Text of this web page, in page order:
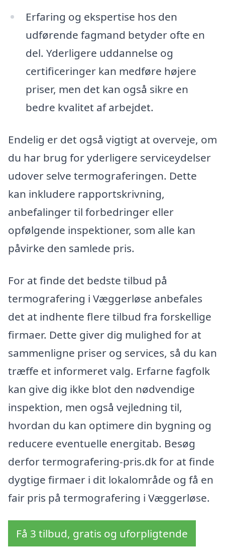
Erfaring og ekspertise hos den
udførende fagmand betyder ofte en
del. Yderligere uddannelse og
certificeringer kan medføre højere
priser, men det kan også sikre en
bedre kvalitet af arbejdet.
Endelig er det også vigtigt at overveje, om
du har brug for yderligere serviceydelser
udover selve termograferingen. Dette
kan inkludere rapportskrivning,
anbefalinger til forbedringer eller
opfølgende inspektioner, som alle kan
påvirke den samlede pris.
For at finde det bedste tilbud på
termografering i Væggerløse anbefales
det at indhente flere tilbud fra forskellige
firmaer. Dette giver dig mulighed for at
sammenligne priser og services, så du kan
træffe et informeret valg. Erfarne fagfolk
kan give dig ikke blot den nødvendige
inspektion, men også vejledning til,
hvordan du kan optimere din bygning og
reducere eventuelle energitab. Besøg
derfor termografering-pris.dk for at finde
dygtige firmaer i dit lokalområde og få en
fair pris på termografering i Væggerløse.
Få 3 tilbud, gratis og uforpligtende